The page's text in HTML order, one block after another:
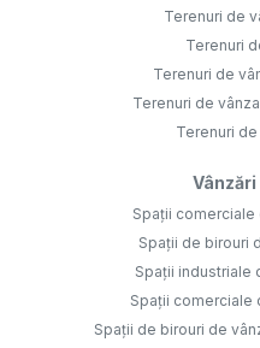
Terenuri de
Terenuri
Terenuri de
Terenuri de
Terenuri
Spații comerciale
Spații de birouri
Spații industriale
Spații comerciale
Spații de birouri de